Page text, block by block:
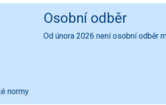
Osobní odběr
Od února 2026 není osobní odběr
normy